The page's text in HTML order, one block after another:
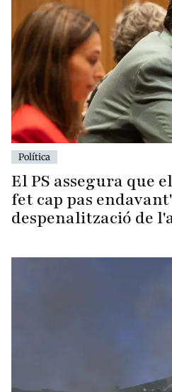
Política
El PS assegura que
fet cap pas
despenalització de